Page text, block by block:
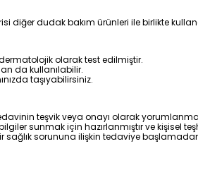
diğer dudak bakım ürünleri ile birlikte
olarak test edilmiştir.
da kullanılabilir.
taşıyabilirsiniz.
teşvik veya onayı olarak
sunmak için hazırlanmıştır ve kişisel
sorununa ilişkin tedaviye